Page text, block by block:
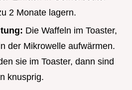
2 Monate lagern.
Die Waffeln im Toaster,
der Mikrowelle aufwärmen.
sie im Toaster, dann sind
knusprig.